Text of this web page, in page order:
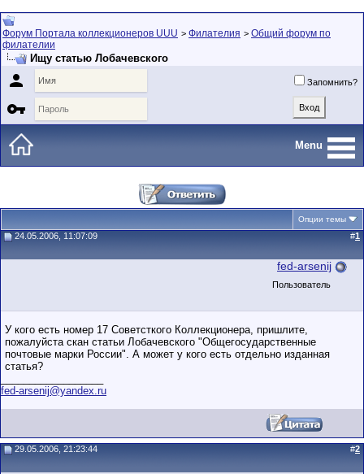
Форум Портала коллекционеров UUU > Филателия > Общий форум по
филателии
Ищу статью Лобачевского
 Запомнить?

Menu
Опции темы
24.05.2006, 11:07:09 #1
fed-arsenij
Пользователь
У кого есть номер 17 Советсткого Коллекционера, пришлите,
пожалуйста скан статьи Лобачевского "Общегосударственные
почтовые марки России". А может у кого есть отдельно изданная
статья?
fed-arsenij@yandex.ru
29.05.2006, 21:23:44 #2